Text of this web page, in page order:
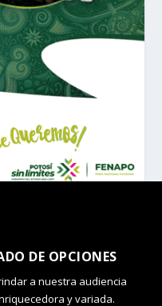
DE OPCIONES
a nuestra audiencia
y variada.